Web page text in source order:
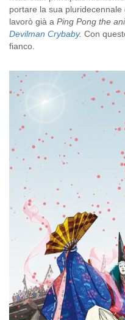
portare la sua
lavorò già a Ping Pong the
Devilman Crybaby. Con
fianco.